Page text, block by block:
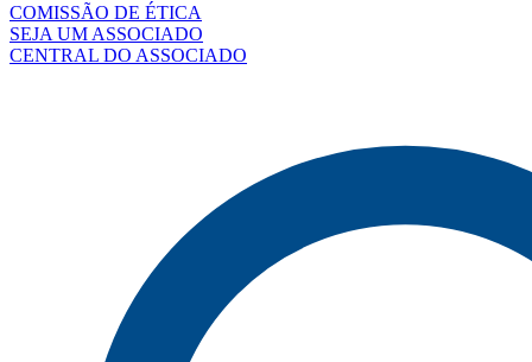
COMISSÃO DE ÉTICA
SEJA UM ASSOCIADO
CENTRAL DO ASSOCIADO